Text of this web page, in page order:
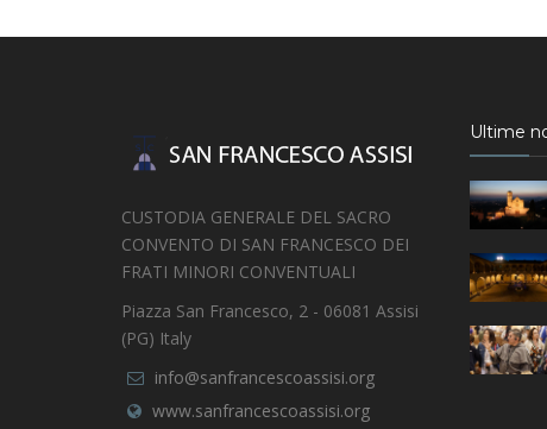
CUSTODIA GENERALE DEL SACRO
CONVENTO DI SAN FRANCESCO DEI
FRATI MINORI CONVENTUALI
Piazza San Francesco, 2 - 06081 Assisi
(PG) Italy
info@sanfrancescoassisi.org
www.sanfrancescoassisi.org
Ultime